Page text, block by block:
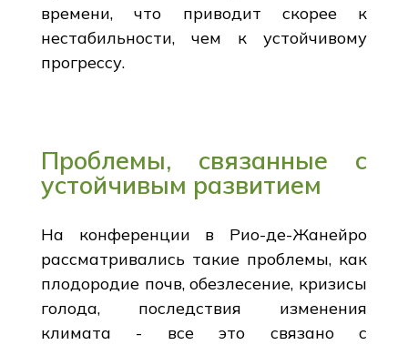
времени, что приводит скорее к
нестабильности, чем к устойчивому
прогрессу.
Проблемы, связанные с
устойчивым развитием
На конференции в Рио-де-Жанейро
рассматривались такие проблемы, как
плодородие почв, обезлесение, кризисы
голода, последствия изменения
климата - все это связано с